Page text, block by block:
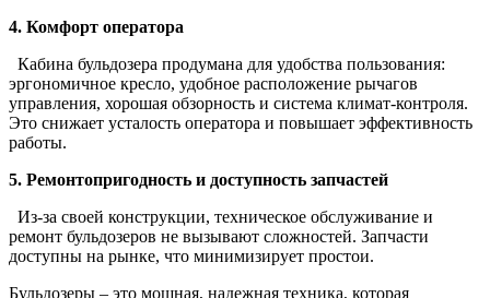
4. Комфорт оператора
Кабина бульдозера продумана для удобства пользования:
эргономичное кресло, удобное расположение рычагов
управления, хорошая обзорность и система климат-контроля.
Это снижает усталость оператора и повышает эффективность
работы.
5. Ремонтопригодность и доступность запчастей
Из-за своей конструкции, техническое обслуживание и
ремонт бульдозеров не вызывают сложностей. Запчасти
доступны на рынке, что минимизирует простои.
Бульдозеры – это мощная, надежная техника, которая